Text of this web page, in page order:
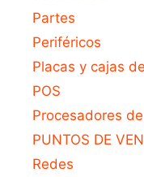
Partes
Periféricos
Placas y cajas
POS
Procesadores
PUNTOS DE
Redes